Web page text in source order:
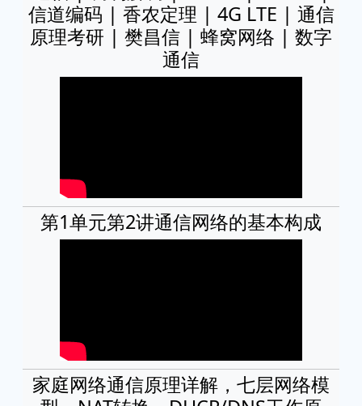
信道编码 | 香农定理 | 4G LTE | 通信
原理考研 | 樊昌信 | 蜂窝网络 | 数字
通信
第1单元第2讲通信网络的基本构成
家庭网络通信原理详解，七层网络模